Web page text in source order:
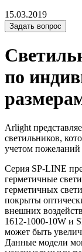
15.03.2019
Задать вопрос
по
Arlight
светильников,
учетом пожеланий
Серия SP-LINE
герметичные
герметичных
покрыты
внешних
1612-1000-10W и
может быть
Данные модели